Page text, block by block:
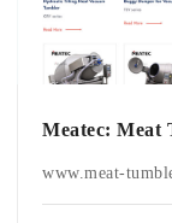
Meatec: Meat
www.meat-